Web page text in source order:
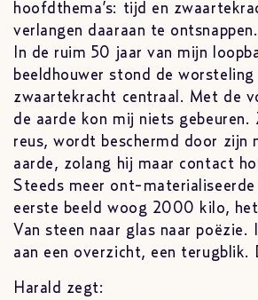
hoofdthema’s: tijd en
verlangen daaraan te ontsnappen.
In de ruim 50 jaar van mijn
beeldhouwer stond de
zwaartekracht centraal. Met de
de aarde kon mij niets gebeuren.
reus, wordt beschermd door zijn
aarde, zolang hij maar contact
Steeds meer ont-
eerste beeld woog 2000 kilo,
Van steen naar glas naar poëzie.
aan een overzicht, een terugblik.
Harald zegt: